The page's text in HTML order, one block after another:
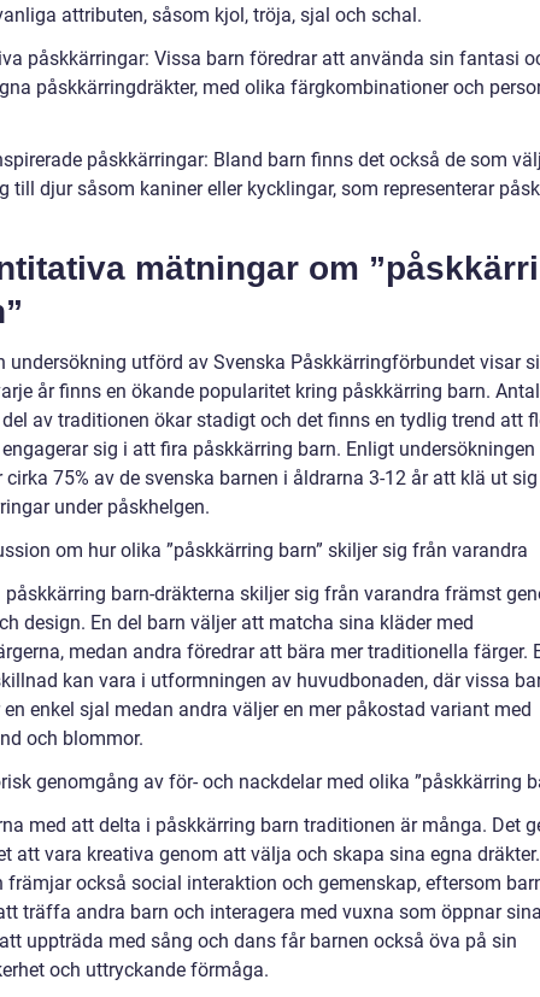
attributen, såsom kjol, tröja, sjal och schal.
påskkärringar: Vissa barn föredrar att använda sin fantasi
påskkärringdräkter, med olika färgkombinationer och
påskkärringar: Bland barn finns det också de som
till djur såsom kaniner eller kycklingar, som representerar
mätningar om
undersökning utförd av Svenska Påskkärringförbundet visar
år finns en ökande popularitet kring påskkärring barn.
av traditionen ökar stadigt och det finns en tydlig trend att
sig i att fira påskkärring barn. Enligt undersökningen
cirka 75% av de svenska barnen i åldrarna 3-12 år att klä ut
under påskhelgen.
om hur olika ”påskkärring barn” skiljer sig från varandra
påskkärring barn-dräkterna skiljer sig från varandra främst
design. En del barn väljer att matcha sina kläder med
medan andra föredrar att bära mer traditionella färger.
kan vara i utformningen av huvudbonaden, där vissa
enkel sjal medan andra väljer en mer påkostad variant med
och blommor.
genomgång av för- och nackdelar med olika ”påskkärring
med att delta i påskkärring barn traditionen är många. Det
att vara kreativa genom att välja och skapa sina egna
främjar också social interaktion och gemenskap, eftersom
träffa andra barn och interagera med vuxna som öppnar
uppträda med sång och dans får barnen också öva på sin
och uttryckande förmåga.